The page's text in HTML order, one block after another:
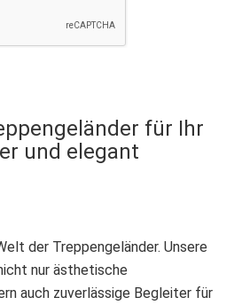
für Ihr
und elegant
der Treppengeländer. Unsere
nur ästhetische
auch zuverlässige Begleiter für